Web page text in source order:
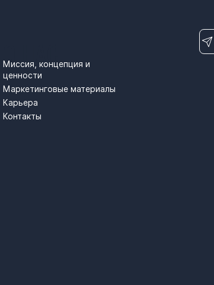
О НАС
Миссия, концепция и
ценности
Маркетинговые материалы
Карьера
Контакты